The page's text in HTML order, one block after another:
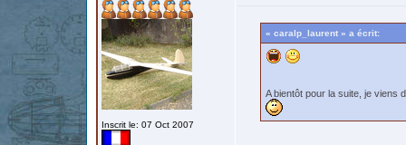
Inscrit le: 07 Oct 2007
« caralp_laurent » a écrit:
A bientôt pour la suite, je viens